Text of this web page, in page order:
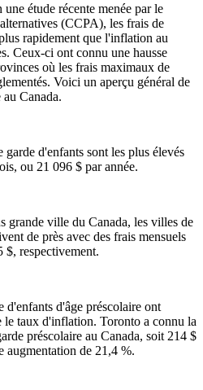
étude récente menée par le
(CCPA), les frais de
rapidement que l'inflation au
Ceux-ci ont connu une hausse
où les frais maximaux de
Voici un aperçu général de
Canada.
d'enfants sont les plus élevés
ou 21 096 $ par année.
grande ville du Canada, les villes de
de près avec des frais mensuels
$, respectivement.
d'enfants d'âge préscolaire ont
le taux d'inflation. Toronto a connu la
préscolaire au Canada, soit 214 $
augmentation de 21,4 %.